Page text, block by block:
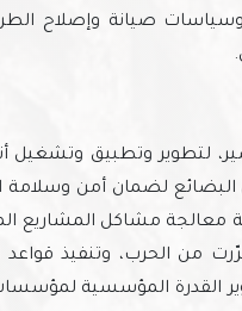
صيانة وإصلاح
لتطوير وتطبيق وتشغيل
لضمان أمن وسلامة
معالجة مشاكل المشاريع
من الحرب، وتنفيذ قواعد
القدرة المؤسسية